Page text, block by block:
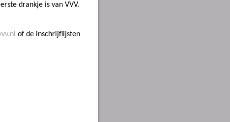
drankje is van VVV.
of de inschrijflijsten